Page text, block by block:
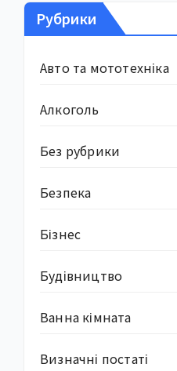
Рубрики
Авто та мототехніка
Алкоголь
Без рубрики
Безпека
Бізнес
Будівництво
Ванна кімната
Визначні постаті